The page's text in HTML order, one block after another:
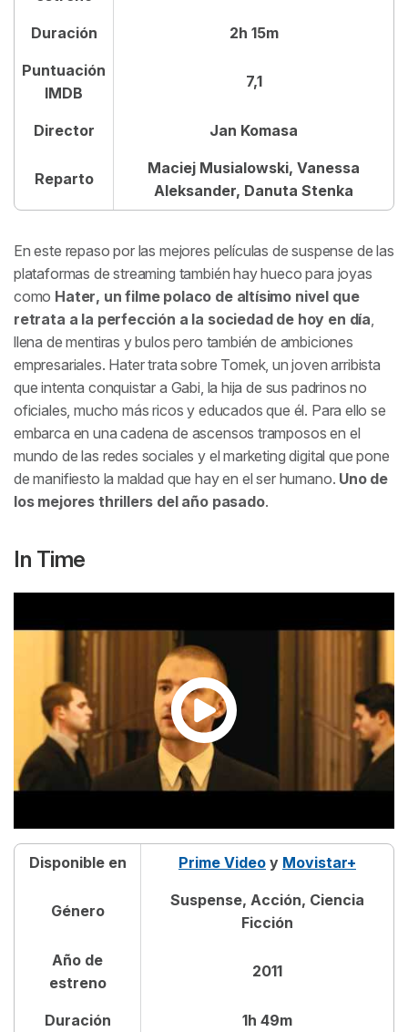
Duración 2h 15m
Puntuación
IMDB
7,1
Director Jan Komasa
Reparto
Maciej Musialowski, Vanessa
Aleksander, Danuta Stenka
En este repaso por las mejores películas de suspense de las
plataformas de streaming también hay hueco para joyas
como Hater, un filme polaco de altísimo nivel que
retrata a la perfección a la sociedad de hoy en día
llena de mentiras y bulos pero también de ambiciones
empresariales. Hatertrata sobre Tomek, un joven arribista
que intenta conquistar a Gabi, la hija de sus padrinos no
oficiales, mucho más ricos y educados que él. Para ello se
embarca en una cadena de ascensos tramposos en el
mundo de las redes sociales y el marketing digital que pone
de manifiesto la maldad que hay en el ser humano. Uno de
los mejores thrillers del año pasado.
In Time
Disponible en Prime Video y Movistar+
Género
Suspense, Acción, Ciencia
Ficción
Año de
estreno
2011
Duración 1h 49m